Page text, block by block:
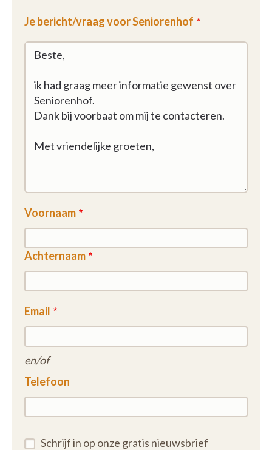
Je bericht/vraag voor Seniorenhof
Voornaam
Achternaam
Email
en/of
Telefoon
Schrijf in op onze gratis nieuwsbrief